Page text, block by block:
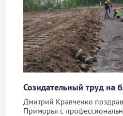
Созидательный труд на
Дмитрий Кравченко
Приморья с